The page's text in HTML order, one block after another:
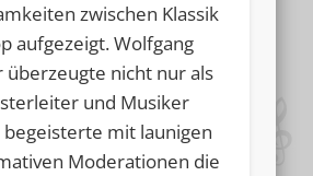
zwischen Klassik
aufgezeigt. Wolfgang
überzeugte nicht nur als
und Musiker
mit launigen
Moderationen die